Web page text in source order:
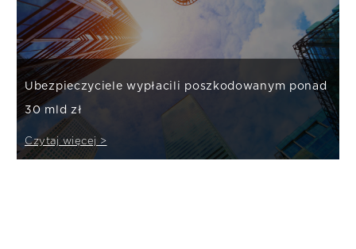
Ubezpieczyciele wypłacili poszkodowanym ponad
30 mld zł
Czytaj więcej >